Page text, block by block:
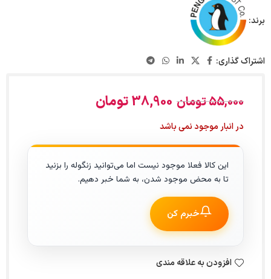
برند:
اشتراک گذاری:
55,000تومان 38,900تومان
در انبار موجود نمی باشد
این کالا فعلا موجود نیست اما می‌توانید زنگوله را بزنید
تا به محض موجود شدن، به شما خبر دهیم.
خبرم کن
افزودن به علاقه مندی